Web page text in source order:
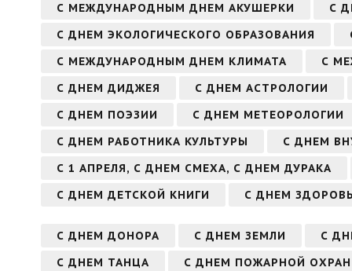
С МЕЖДУНАРОДНЫМ ДНЕМ АКУШЕРКИ
С
С ДНЕМ ЭКОЛОГИЧЕСКОГО ОБРАЗОВАНИЯ
С МЕЖДУНАРОДНЫМ ДНЕМ КЛИМАТА
С
С ДНЕМ ДИДЖЕЯ
С ДНЕМ АСТРОЛОГИИ
С ДНЕМ ПОЭЗИИ
С ДНЕМ МЕТЕОРОЛОГИИ
С ДНЕМ РАБОТНИКА КУЛЬТУРЫ
С ДНЕМ
С 1 АПРЕЛЯ, С ДНЕМ СМЕХА, С ДНЕМ ДУРАКА
С ДНЕМ ДЕТСКОЙ КНИГИ
С ДНЕМ
С ДНЕМ ДОНОРА С ДНЕМ ЗЕМЛИ
С
С ДНЕМ ТАНЦА
С ДНЕМ ПОЖАРНОЙ